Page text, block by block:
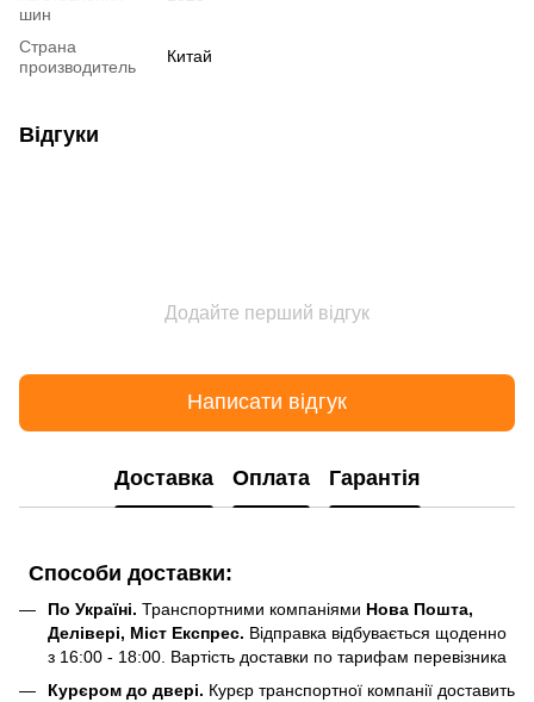
шин
Страна
производитель
Китай
Відгуки
Додайте перший відгук
Написати відгук
Доставка Оплата Гарантія
Способи доставки:
По Україні. Транспортними компаніями Нова Пошта,
Делівері, Міст Експрес. Відправка відбувається щоденно
з 16:00 - 18:00. Вартість доставки по тарифам перевізника
Курєром до двері. Курєр транспортної компанії доставить